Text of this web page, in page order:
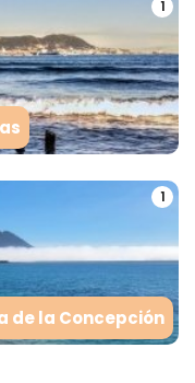
1
1
de la Concepción